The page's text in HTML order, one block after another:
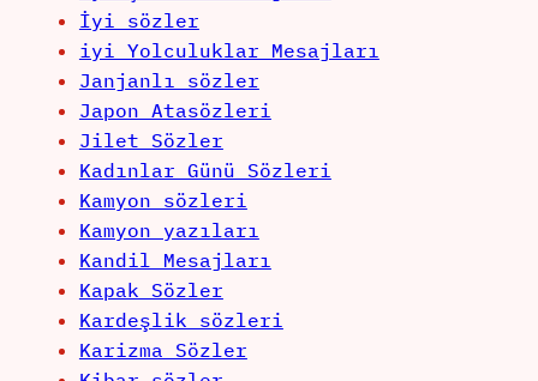
İyi sözler
iyi Yolculuklar Mesajları
Janjanlı sözler
Japon Atasözleri
Jilet Sözler
Kadınlar Günü Sözleri
Kamyon sözleri
Kamyon yazıları
Kandil Mesajları
Kapak Sözler
Kardeşlik sözleri
Karizma Sözler